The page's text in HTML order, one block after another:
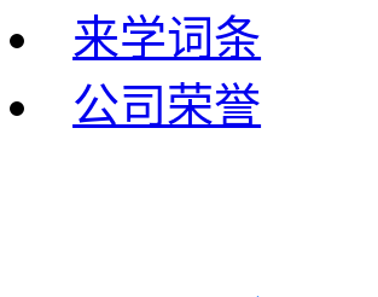
来学词条
公司荣誉